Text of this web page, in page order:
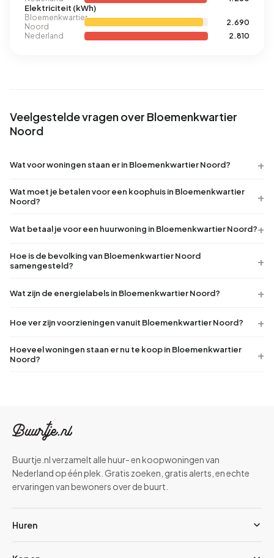
Elektriciteit (kWh)
Bloemenkwartier
Noord
2.690
Nederland
2.810
Veelgestelde vragen over Bloemenkwartier
Noord
Wat voor woningen staan er in Bloemenkwartier Noord?
Wat moet je betalen voor een koophuis in Bloemenkwartier
Noord?
Wat betaal je voor een huurwoning in Bloemenkwartier Noord?
Hoe is de bevolking van Bloemenkwartier Noord
samengesteld?
Wat zijn de energielabels in Bloemenkwartier Noord?
Hoe ver zijn voorzieningen vanuit Bloemenkwartier Noord?
Hoeveel woningen staan er nu te koop in Bloemenkwartier
Noord?
Buurtje.nl verzamelt alle huur- en koopwoningen van
Nederland op één plek. Gratis zoeken, gratis alerts, en echte
ervaringen van bewoners over de buurt.
Huren